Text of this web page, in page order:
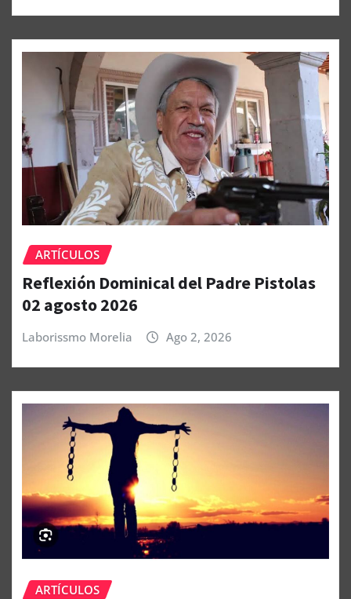
ARTÍCULOS
Reflexión Dominical del Padre Pistolas
02 agosto 2026
Laborissmo Morelia Ago 2, 2026
ARTÍCULOS